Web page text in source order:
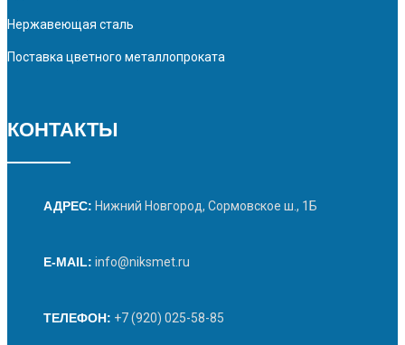
Нержавеющая сталь
Поставка цветного металлопроката
КОНТАКТЫ
АДРЕС: Нижний Новгород, Сормовское ш., 1Б
E-MAIL: info@niksmet.ru
ТЕЛЕФОН: +7 (920) 025-58-85